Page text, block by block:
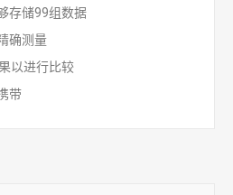
存储99组数据
确测量
以进行比较
带